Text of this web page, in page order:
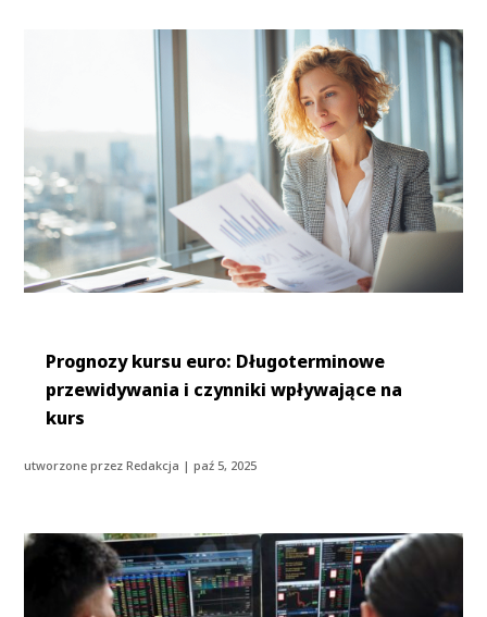
Prognozy kursu euro: Długoterminowe
przewidywania i czynniki wpływające na
kurs
utworzone przezRedakcja |paź 5, 2025